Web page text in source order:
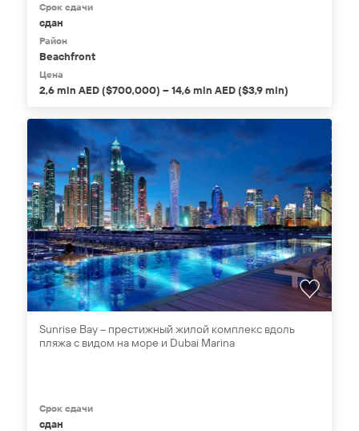
Срок сдачи
сдан
Район
Beachfront
Цена
2,6 mln AED ($700,000) – 14,6 mln AED ($3,9 mln)
Sunrise Bay – престижный жилой комплекс вдоль
пляжа с видом на море и Dubai Marina
Срок сдачи
сдан